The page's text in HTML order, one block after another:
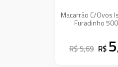
Macarrão C/Ovos
Furadinho
R$ 5,69 R$ 5